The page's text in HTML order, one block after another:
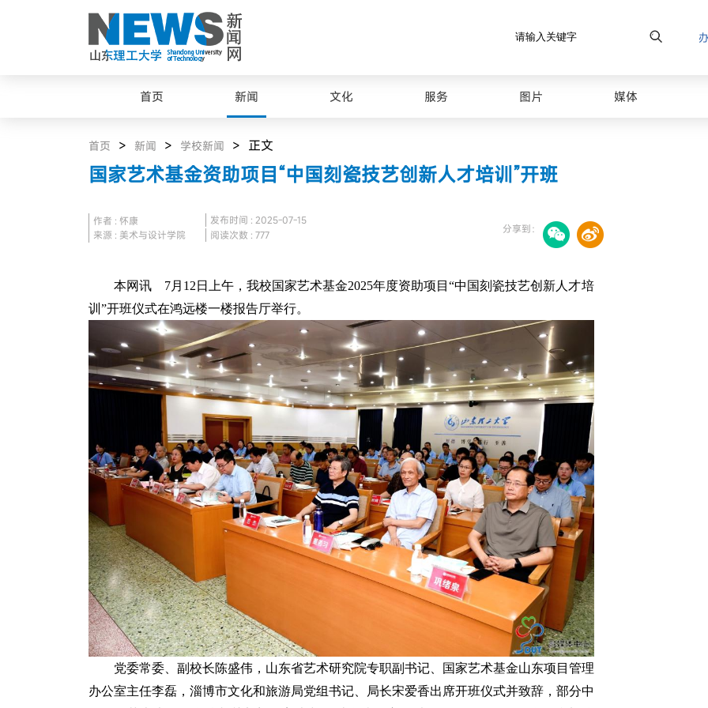
首页 新闻 文化 服务 图片 媒体
首页 > 新闻 > 学校新闻 > 正文
国家艺术基金资助项目“中国刻瓷技艺创新人才培训”开班
作者 : 怀康
来源 : 美术与设计学院
发布时间 : 2025-07-15
阅读次数 : 777 分享到：
本网讯 7月12日上午，我校国家艺术基金2025年度资助项目“中国刻瓷技艺创新人才培
训”开班仪式在鸿远楼一楼报告厅举行。
党委常委、副校长陈盛伟，山东省艺术研究院专职副书记、国家艺术基金山东项目管理
办公室主任李磊，淄博市文化和旅游局党组书记、局长宋爱香出席开班仪式并致辞，部分中
最美山理工